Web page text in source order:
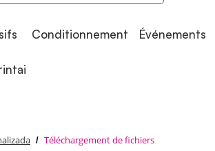
Conditionnement
Conditionnement Événements
Téléchargement de fichiers